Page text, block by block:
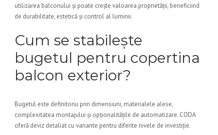
utilizarea balconului și poate crește valoarea proprietății, beneficiind
de durabilitate, estetică și control al luminii.
Cum se stabilește
bugetul pentru copertina
balcon exterior?
Bugetul este definitoriu prin dimensiuni, materialele alese,
complexitatea montajului și opționalitățile de automatizare. CODA
oferă deviz detaliat cu variante pentru diferite nivele de investiție.